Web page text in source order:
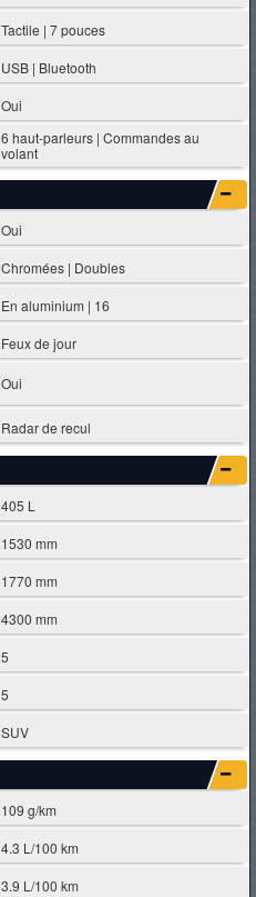
Tactile | 7 pouces
USB | Bluetooth
Oui
6 haut-parleurs | Commandes au
volant
Oui
Chromées | Doubles
En aluminium | 16
Feux de jour
Oui
Radar de recul
405 L
1530 mm
1770 mm
4300 mm
5
5
SUV
109 g/km
4.3 L/100 km
3.9 L/100 km